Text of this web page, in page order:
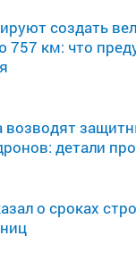
создать
757 км: что
возводят
детали
о сроках